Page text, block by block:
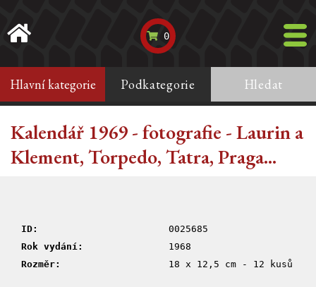
0
Hlavní kategorie Podkategorie Hledat
Kalendář 1969 - fotografie - Laurin a
Klement, Torpedo, Tatra, Praga...
ID:
0025685
Rok vydání:
1968
Rozměr:
18 x 12,5 cm - 12 kusů